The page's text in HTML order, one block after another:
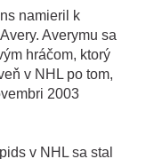
namieril k
Averymu sa
hráčom, ktorý
v NHL po tom,
2003
v NHL sa stal